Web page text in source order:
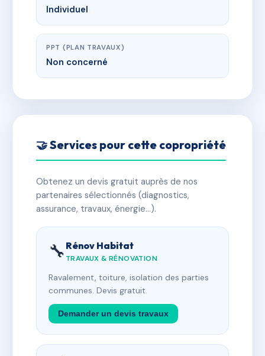
Individuel
PPT (PLAN TRAVAUX)
Non concerné
🤝 Services pour cette copropriété
Obtenez un devis gratuit auprès de nos
partenaires sélectionnés (diagnostics,
assurance, travaux, énergie…).
🔧 Rénov Habitat
TRAVAUX & RÉNOVATION
Ravalement, toiture, isolation des parties
communes. Devis gratuit.
Demander un devis travaux